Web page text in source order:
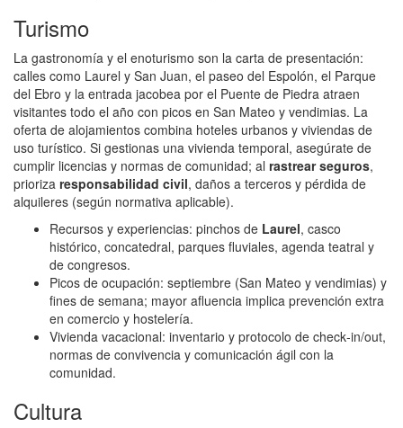
Turismo
La gastronomía y el enoturismo son la carta de presentación:
calles como Laurel y San Juan, el paseo del Espolón, el Parque
del Ebro y la entrada jacobea por el Puente de Piedra atraen
visitantes todo el año con picos en San Mateo y vendimias. La
oferta de alojamientos combina hoteles urbanos y viviendas de
uso turístico. Si gestionas una vivienda temporal, asegúrate de
cumplir licencias y normas de comunidad; al rastrear seguros,
prioriza responsabilidad civil, daños a terceros y pérdida de
alquileres (según normativa aplicable).
Recursos y experiencias: pinchos de Laurel, casco
histórico, concatedral, parques fluviales, agenda teatral y
de congresos.
Picos de ocupación: septiembre (San Mateo y vendimias) y
fines de semana; mayor afluencia implica prevención extra
en comercio y hostelería.
Vivienda vacacional: inventario y protocolo de check‑in/out,
normas de convivencia y comunicación ágil con la
comunidad.
Cultura